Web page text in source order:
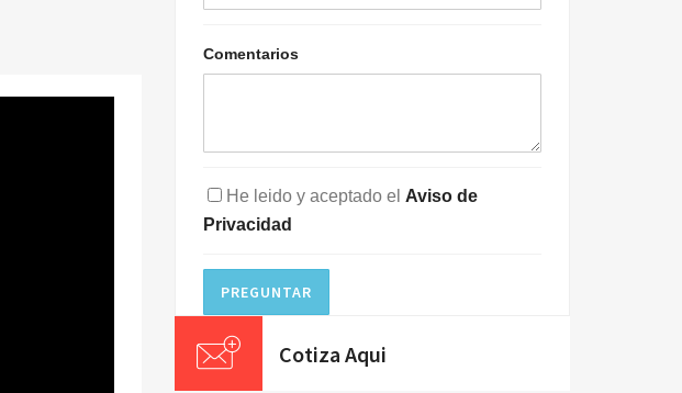
Comentarios
He leido y aceptado el Aviso de
Privacidad
PREGUNTAR
Cotiza Aqui